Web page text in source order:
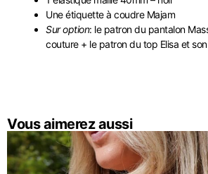
Une étiquette à coudre Majam
Sur option: le patron du pantalon
couture + le patron du top Elisa et
Vous aimerez aussi